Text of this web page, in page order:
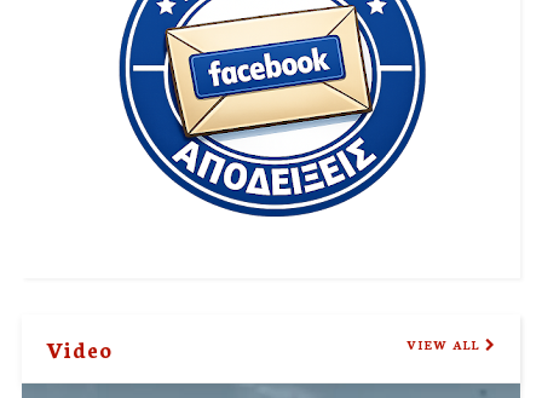
Video VIEW ALL